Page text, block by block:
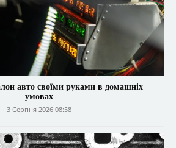
авто своїми руками в домашніх
умовах
3 Серпня 2026 08:58